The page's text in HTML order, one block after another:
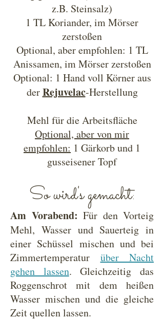
z.B. Steinsalz)
1 TL Koriander, im Mörser
zerstoßen
Optional, aber empfohlen: 1 TL
Anissamen, im Mörser zerstoßen
Optional: 1 Hand voll Körner aus
derRejuvelac-Herstellung
Mehl für die Arbeitsfläche
Optional, aber von mir
empfohlen: 1 Gärkorb und 1
gusseisener Topf
So wird's gemacht:
Am Vorabend: Für den Vorteig
Mehl, Wasser und Sauerteig in
einer Schüssel mischen und bei
Zimmertemperatur über Nacht
gehen lassen. Gleichzeitig das
Roggenschrot mit dem heißen
Wasser mischen und die gleiche
Zeit quellen lassen.